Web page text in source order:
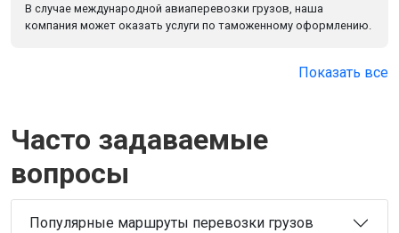
В случае международной авиаперевозки грузов, наша
компания может оказать услуги по таможенному оформлению.
Показать все
Часто задаваемые
вопросы
Популярные маршруты перевозки грузов